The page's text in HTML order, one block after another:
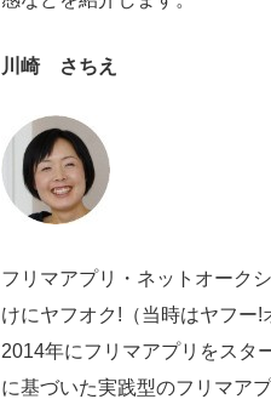
川崎 さちえ
フリマアプリ・ネットオーク
けにヤフオク!（当時はヤフー!
2014年にフリマアプリをスタ
に基づいた実践型のフリマア